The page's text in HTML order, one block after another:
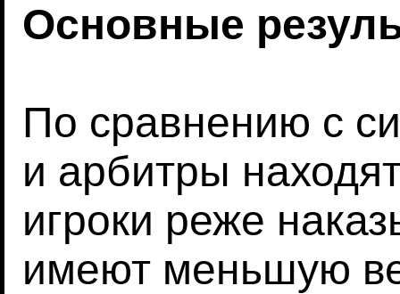
Основные
По сравнению с
и арбитры
игроки реже
имеют меньшую